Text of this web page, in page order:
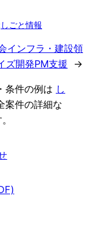
しごと情報
インフラ・建設領
ズ開発PM支援
→
条件の例は し
案件の詳細な